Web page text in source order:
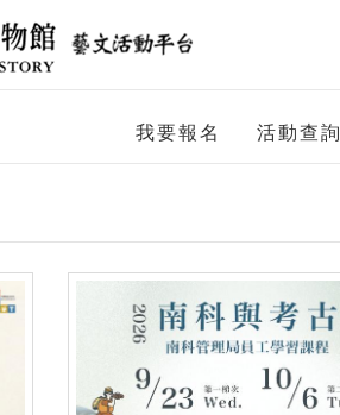
我要報名 活動查詢